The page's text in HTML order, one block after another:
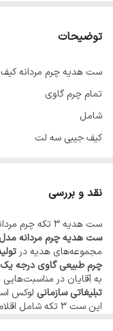
توضیحات
ست هدیه چرم مردانه کیف
تمام چرم گاوی
شامل
کیف جیبی سه لت
🔸تولیدی چرم کوروش
-----------------
✅ اطلاعات تماس:
📱09128176799
✅ کانال تلگرام:
@kooroshcharm
نقد و بررسی
ست هدیه ۳ تکه چرم مردانه مدل آیهان | تولیدی چرم کوروش
ست هدیه چرم مردانه
مجموعه‌های هدیه در
چرم طبیعی گاوی درجه یک
به آقایان در
تبلیغاتی سازمانی لوکس
این ست ۳ تکه